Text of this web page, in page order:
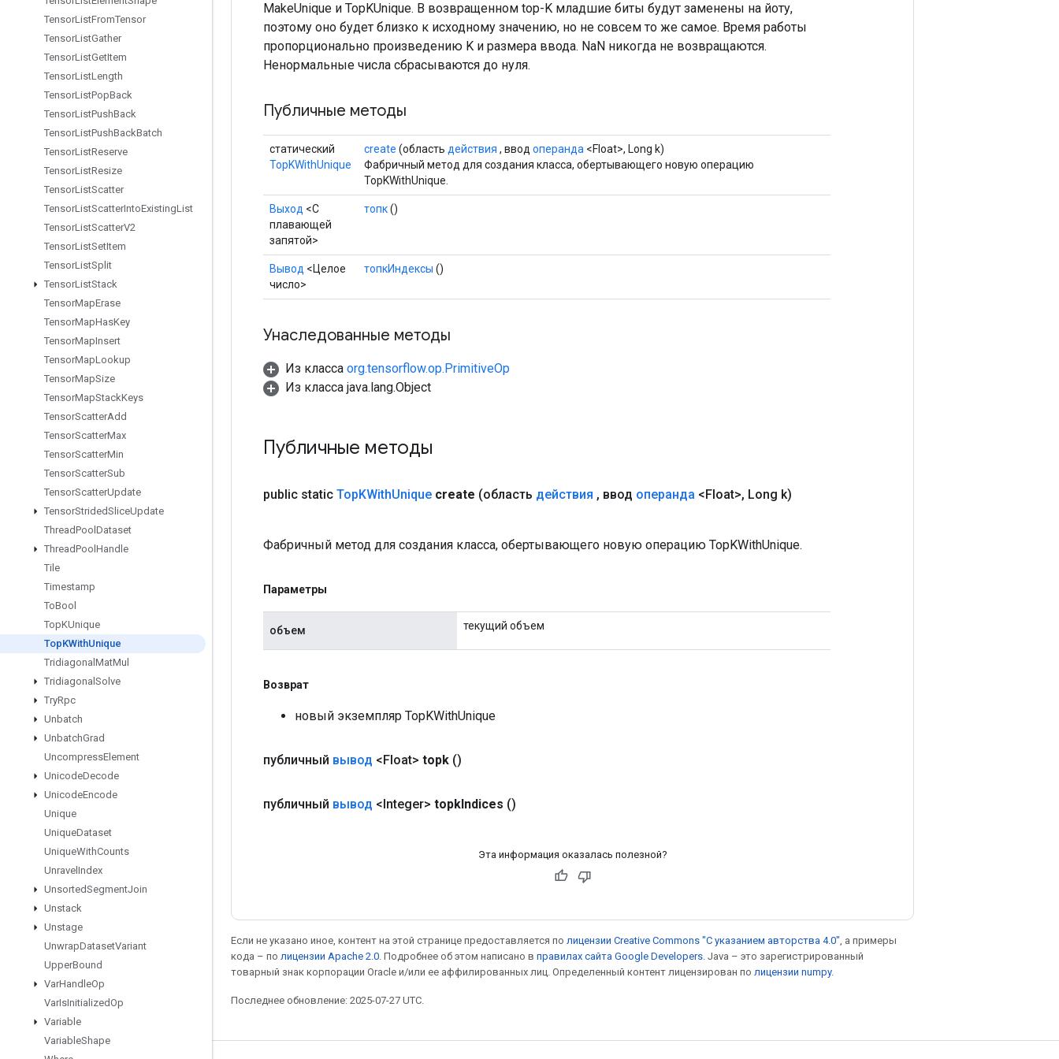
TensorListFromTensor
TensorListGather
TensorListGetItem
TensorListLength
TensorListPopBack
TensorListPushBack
TensorListPushBackBatch
TensorListReserve
TensorListResize
TensorListScatter
TensorListScatterIntoExistingList
TensorListScatterV2
TensorListSetItem
TensorListSplit
TensorListStack
TensorMapErase
TensorMapHasKey
TensorMapInsert
TensorMapLookup
TensorMapSize
TensorMapStackKeys
TensorScatterAdd
TensorScatterMax
TensorScatterMin
TensorScatterSub
TensorScatterUpdate
TensorStridedSliceUpdate
ThreadPool Dataset
ThreadPool Handle
Tile
Timestamp
ToBool
TopKUnique
TopKWithUnique
Tridiagonal MatMul
Tridiagonal Solve
TryRpc
Unbatch
UnbatchGrad
UncompressElement
UnicodeDecode
UnicodeEncode
Unique
UniqueDataset
UniqueWithCounts
Unravel Index
UnsortedSegmentJoin
Unstack
Unstage
UnwrapDatasetVariant
UpperBound
VarHandleOp
VarIsInitializedOp
Variable
VariableShape
MakeUnique и TopKUnique. В возвращенном top-K младшие биты будут заменены на йоту,
поэтому оно будет близко к исходному значению, но не совсем то же самое. Время работы
пропорционально произведению K и размера ввода. NaN никогда не возвращаются.
Ненормальные числа сбрасываются до нуля.
Публичные методы
статический
TopKWithUnique
create (область действия , ввод операнда <Float>, Long k)
Фабричный метод для создания класса, обертывающего новую операцию
TopKWithUnique.
Выход <С
плавающей
запятой>
топк()
Вывод <Целое
число>
топкИндексы ()
Унаследованные методы
Из класса org.tensorflow.op.PrimitiveOp
Из класса java.lang.Object
Публичные методы
public static TopKWithUnique create (область действия , ввод операнда <Float>, Long k)
Фабричный метод для создания класса, обертывающего новую операцию TopKWithUnique.
Параметры
объем текущий объем
Возврат
новый экземпляр TopKWithUnique
публичный вывод <Float> topk ()
публичный вывод <Integer> topkIndices ()
Эта информация оказалась полезной?
Если не указано иное, контент на этой странице предоставляется по лицензии Creative Commons "С указанием авторства 4.0" , а примеры
кода – по лицензии Apache 2.0 . Подробнее об этом написано в правилах сайта Google Developers . Java – это зарегистрированный
товарный знак корпорации Oracle и/или ее аффилированных лиц. Определенный контент лицензирован по лицензии numpy.
Последнее обновление: 2025-07-27 UTC.